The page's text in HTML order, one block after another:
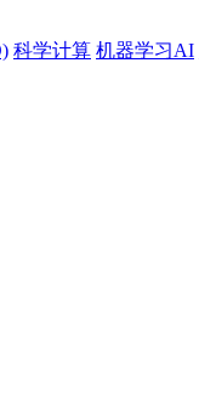
科学计算 机器学习AI